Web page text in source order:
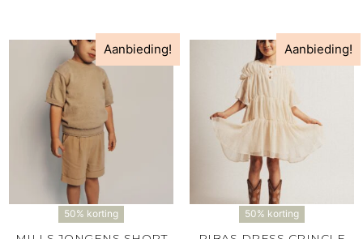
Aanbieding!
50% korting
Aanbieding!
50% korting